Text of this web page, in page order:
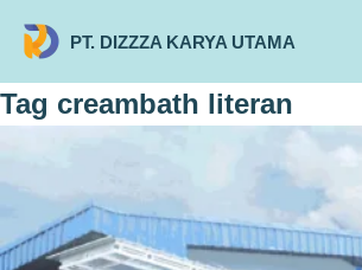
PT. DIZZZA KARYA UTAMA
Tag creambath literan